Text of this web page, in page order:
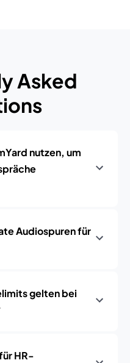
Asked
nutzen, um
Audiospuren für
gelten bei
HR-